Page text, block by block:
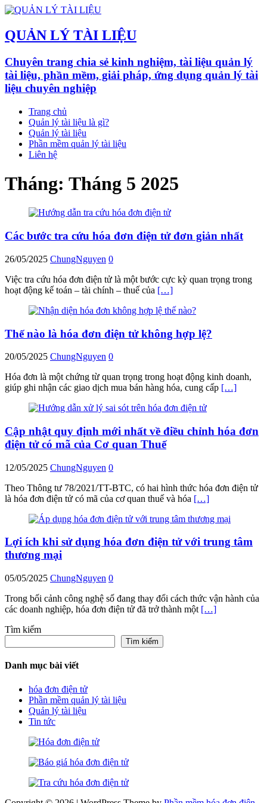
QUẢN LÝ TÀI LIỆU
Chuyên trang chia sẻ kinh nghiệm, tài liệu quản lý
tài liệu, phần mềm, giải pháp, ứng dụng quản lý tài
liệu chuyên nghiệp
Trang chủ
Quản lý tài liệu là gì?
Quản lý tài liệu
Phần mềm quản lý tài liệu
Liên hệ
Tháng: Tháng 5 2025
Các bước tra cứu hóa đơn điện tử đơn giản nhất
26/05/2025 ChungNguyen 0
Việc tra cứu hóa đơn điện tử là một bước cực kỳ quan trọng trong
hoạt động kế toán – tài chính – thuế của […]
Thế nào là hóa đơn điện tử không hợp lệ?
20/05/2025 ChungNguyen 0
Hóa đơn là một chứng từ quan trọng trong hoạt động kinh doanh,
giúp ghi nhận các giao dịch mua bán hàng hóa, cung cấp […]
Cập nhật quy định mới nhất về điều chỉnh hóa đơn
điện tử có mã của Cơ quan Thuế
12/05/2025 ChungNguyen 0
Theo Thông tư 78/2021/TT-BTC, có hai hình thức hóa đơn điện tử
là hóa đơn điện tử có mã của cơ quan thuế và hóa […]
Lợi ích khi sử dụng hóa đơn điện tử với trung tâm
thương mại
05/05/2025 ChungNguyen 0
Trong bối cảnh công nghệ số đang thay đổi cách thức vận hành của
các doanh nghiệp, hóa đơn điện tử đã trở thành một […]
Tìm kiếm
Tìm kiếm
Danh mục bài viết
hóa đơn điện tử
Phần mềm quản lý tài liệu
Quản lý tài liệu
Tin tức